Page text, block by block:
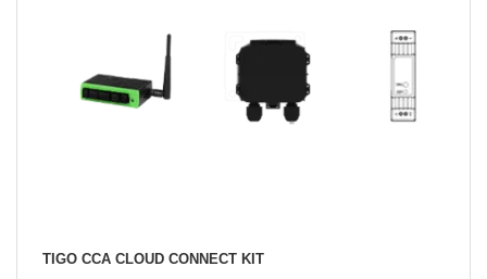
TIGO CCA CLOUD CONNECT KIT